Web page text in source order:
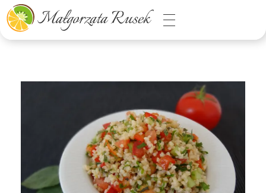
Małgorzata Rusek - dietetyk z pasją
Dietetyka kliniczna & Psychodietetyka